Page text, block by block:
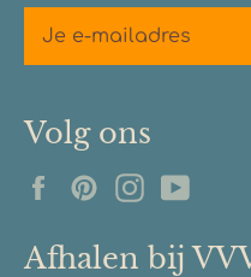
Volg ons
FacebookPinterestInstagram
Afhalen bij